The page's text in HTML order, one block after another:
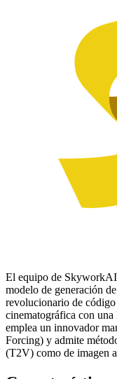
El equipo de SkyworkAI
modelo de generación
revolucionario de código
cinematográfica con
emplea un innovador
Forcing) y admite
(T2V) como de imagen